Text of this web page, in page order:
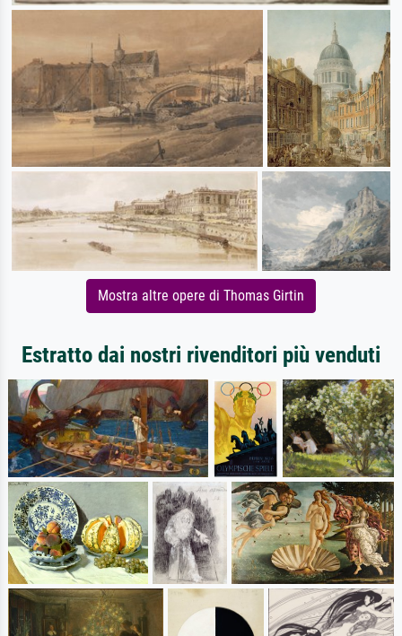
Mostra altre opere di Thomas Girtin
Estratto dai nostri rivenditori più venduti